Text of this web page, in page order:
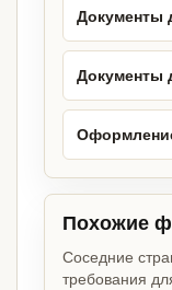
Документы
Документы
Похожие
Соседние
требования